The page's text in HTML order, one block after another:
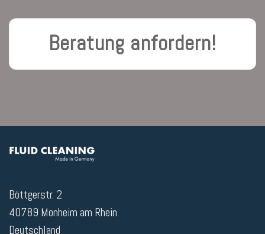
Beratung anfordern!
Böttgerstr. 2
40789 Monheim am Rhein
Deutschland